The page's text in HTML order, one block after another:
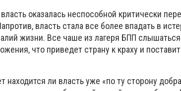
оказалась неспособной критически
власть стала все более впадать в
жизни. Все чаше из лагеря БПП слышаться
что приведет страну к краху и поставит
ли власть уже «по ту сторону